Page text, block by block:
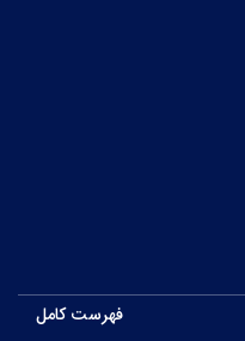
فهرست کامل